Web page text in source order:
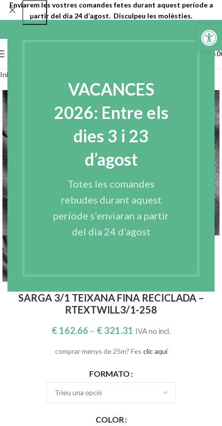
VACANCES
2026: Entre els
dies 3 i 23
d’agost
Totes les comandes
rebudes durant aquest
període s’enviaran a partir
del dia 24 d’agost
Obre la
Inici
Click to enlarge
SARGA 3/1 TEIXANA FINA RECICLADA –
RTEXTWILL3/1-258
€ 162.66 – € 321.31 IVA no incl.
comprar menys de 25m? Fes clic aquí
FORMATO
COLOR
Enviarem les vostres comandes fetes durant aquest període a
partir del dia 24 d’agost. Disculpeu les molèsties.